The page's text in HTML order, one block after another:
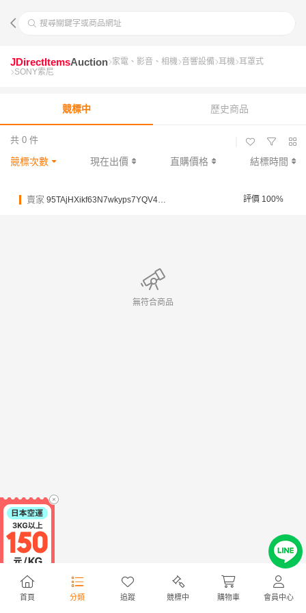
搜尋關鍵字或商品網址
首頁 分類 追蹤 競標中 購物車 會員中心
JDirectItemsAuction 家電、影音、相機 音響設備 耳機 耳罩式
SONY索尼
競標中 歷史商品
共 0 件
競標次數 現在出價 直購價格 結標時間
賣家 95TAjHXikf63N7wkyps7YQV4y5gvG 評價 100%
無符合商品